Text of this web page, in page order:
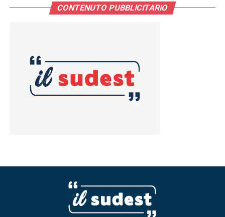
CONTENUTO PUBBLICITARIO